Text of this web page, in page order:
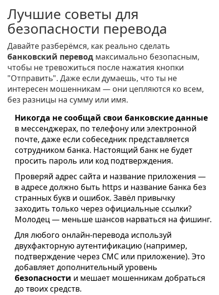
Лучшие советы для
безопасности перевода
Давайте разберёмся, как реально сделать
банковский перевод максимально безопасным,
чтобы не тревожиться после нажатия кнопки
"Отправить". Даже если думаешь, что ты не
интересен мошенникам — они цепляются ко всем,
без разницы на сумму или имя.
Никогда не сообщай свои банковские данные
в мессенджерах, по телефону или электронной
почте, даже если собеседник представляется
сотрудником банка. Настоящий банк не будет
просить пароль или код подтверждения.
Проверяй адрес сайта и название приложения —
в адресе должно быть https и название банка без
странных букв и ошибок. Завёл привычку
заходить только через официальные ссылки?
Молодец — меньше шансов нарваться на фишинг.
Для любого онлайн-перевода используй
двухфакторную аутентификацию (например,
подтверждение через СМС или приложение). Это
добавляет дополнительный уровень
безопасности и мешает мошенникам добраться
до твоих средств.